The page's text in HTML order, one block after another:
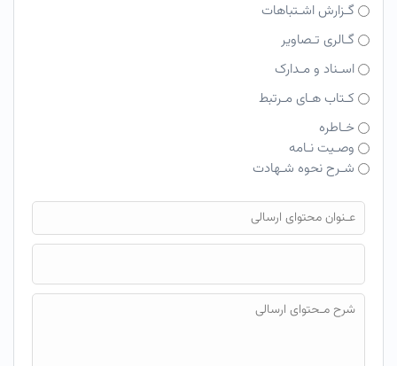
گـزارش اشـتباهات
گـالری تـصاویر
اسـناد و مـدارک
کـتاب هـای مـرتبط
خـاطره
وصـیت نـامه
شـرح نحوه شـهادت
فایل محتوای ارسالی